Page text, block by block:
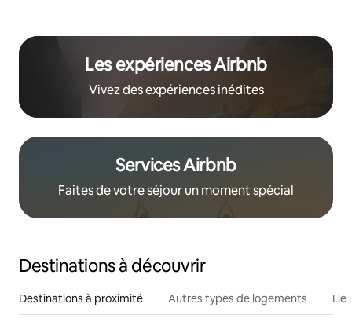
Les expériences Airbnb
Vivez des expériences inédites
Services Airbnb
Faites de votre séjour un moment spécial
Destinations à découvrir
Destinations à proximité Autres types de logements